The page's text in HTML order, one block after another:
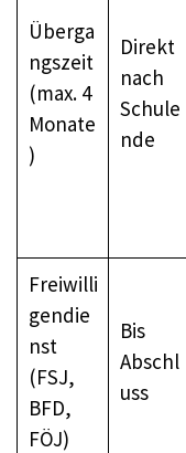
Überga
ngszeit
(max. 4
Monate
)
Direkt
nach
Schule
nde
Freiwilli
gendie
nst
(FSJ,
BFD,
FÖJ)
Bis
Abschl
uss